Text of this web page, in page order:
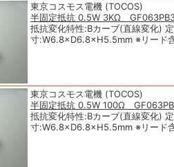
東京コスモス電機 (TOCOS)
半固定抵抗 0.5W 3KΩ
抵抗変化特性:Bカーブ(直線変化)
寸:W6.8×D6.8×H5.5mm ※リード
東京コスモス電機 (TOCOS)
半固定抵抗 0.5W 100Ω
抵抗変化特性:Bカーブ(直線変化)
寸:W6.8×D6.8×H5.5mm ※リード